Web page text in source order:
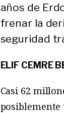
años de
frenar la
seguridad
ELIF CEMRE
Casi 62
posiblemente